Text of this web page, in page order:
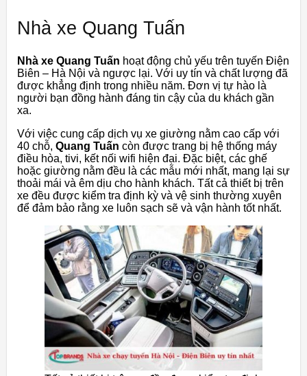
Nhà xe Quang Tuấn
Nhà xe Quang Tuấn hoạt động chủ yếu trên tuyến Điện
Biên – Hà Nội và ngược lại. Với uy tín và chất lượng đã
được khẳng định trong nhiều năm. Đơn vị tự hào là
người bạn đồng hành đáng tin cậy của du khách gần
xa.
Với việc cung cấp dịch vụ xe giường nằm cao cấp với
40 chỗ, Quang Tuấn còn được trang bị hệ thống máy
điều hòa, tivi, kết nối wifi hiện đại. Đặc biệt, các ghế
hoặc giường nằm đều là các mẫu mới nhất, mang lại sự
thoải mái và êm dịu cho hành khách. Tất cả thiết bị trên
xe đều được kiểm tra định kỳ và vệ sinh thường xuyên
để đảm bảo rằng xe luôn sạch sẽ và vận hành tốt nhất.